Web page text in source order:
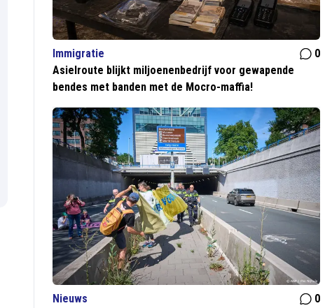
Immigratie
0
Asielroute blijkt miljoenenbedrijf voor gewapende
bendes met banden met de Mocro-maffia!
Nieuws
0